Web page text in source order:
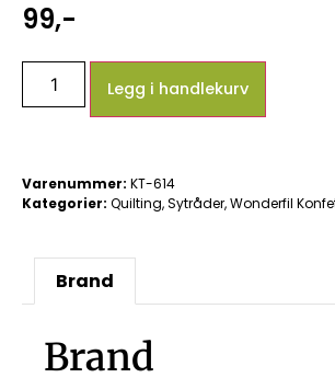
99,-
Legg i handlekurv
Varenummer: KT-614
Kategorier: Quilting,Sytråder,Wonderfil
Brand
Brand